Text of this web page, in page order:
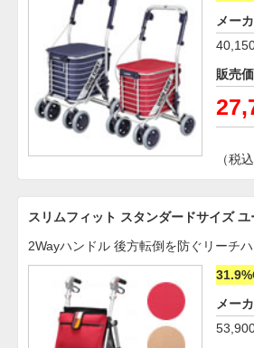
メー
販売
（税
スリムフィット スタンダードサイズ
2Wayハンドル 後方転倒を防ぐリーチ
メー